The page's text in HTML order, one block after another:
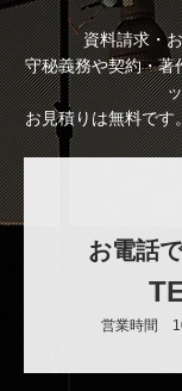
資料請求・
守秘義務や契約・著
お見積りは無料です
お電話
営業時間